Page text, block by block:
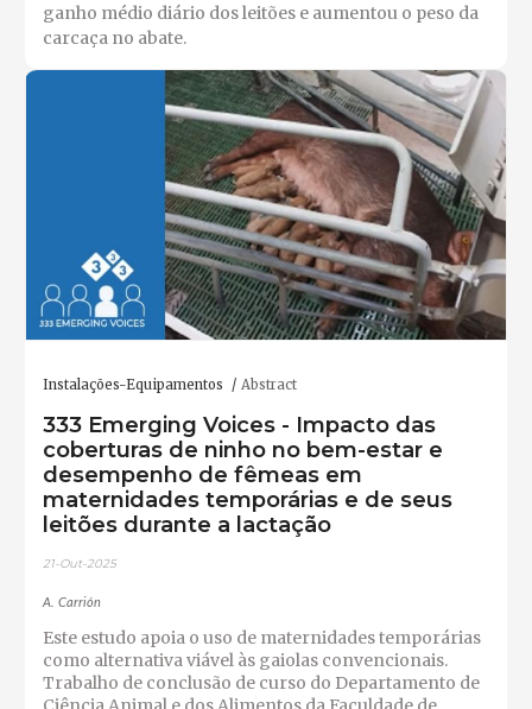
ganho médio diário dos leitões e aumentou o peso da
carcaça no abate.
Instalações-Equipamentos Abstract
333 Emerging Voices - Impacto das
coberturas de ninho no bem-estar e
desempenho de fêmeas em
maternidades temporárias e de seus
leitões durante a lactação
21-Out-2025
A. Carrión
Este estudo apoia o uso de maternidades temporárias
como alternativa viável às gaiolas convencionais.
Trabalho de conclusão de curso do Departamento de